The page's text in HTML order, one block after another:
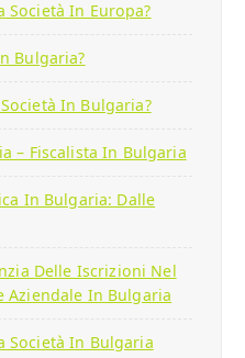
Società In Europa?
Bulgaria?
In Bulgaria?
– Fiscalista In Bulgaria
In Bulgaria: Dalle
Delle Iscrizioni Nel
Aziendale In Bulgaria
Società In Bulgaria